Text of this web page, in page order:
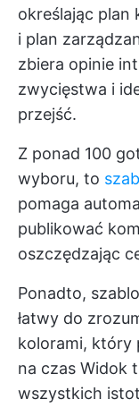
określając plan
i plan
zbiera opinie
zwycięstwa i
przejść.
Z ponad 100
wyboru, to
pomaga
publikować
oszczędzając
Ponadto,
łatwy do
kolorami, który
na czas Widok
wszystkich